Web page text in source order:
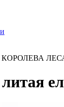
КОРОЛЕВА